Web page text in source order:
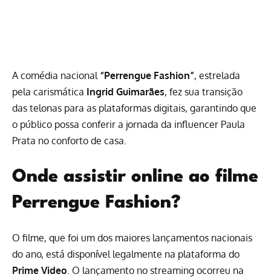
A comédia nacional “Perrengue Fashion”, estrelada
pela carismática Ingrid Guimarães, fez sua transição
das telonas para as plataformas digitais, garantindo que
o público possa conferir a jornada da influencer Paula
Prata no conforto de casa.
Onde assistir online ao filme
Perrengue Fashion?
O filme, que foi um dos maiores lançamentos nacionais
do ano, está disponível legalmente na plataforma do
Prime Video. O lançamento no streaming ocorreu na